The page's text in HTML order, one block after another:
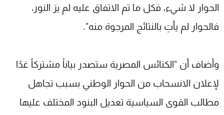
الحوار لا شيء، فكل ما تم الاتفاق عليه لم يرَ النور،
فالحوار لم يأتِ بالنتائج المرجوة منه".
وأضاف أن "الكنائس المصرية ستصدر بياناً مشتركاً غدًا
لإعلان الانسحاب من الحوار الوطني بسبب تجاهل
مطالب القوى السياسية تعديل البنود المختلف عليها